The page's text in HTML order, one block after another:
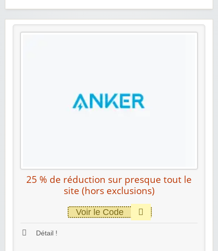
25 % de réduction sur presque tout le
site (hors exclusions)
Voir le Code
Détail !